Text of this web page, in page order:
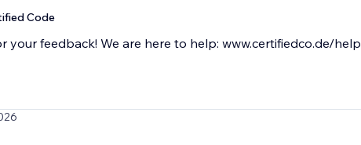
Code
your feedback! We are here to help: www.certifiedco.de/help